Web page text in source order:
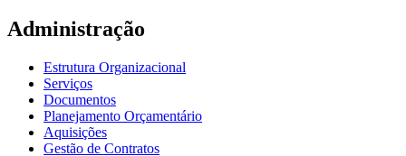
Administração
Estrutura Organizacional
Serviços
Documentos
Planejamento Orçamentário
Aquisições
Gestão de Contratos